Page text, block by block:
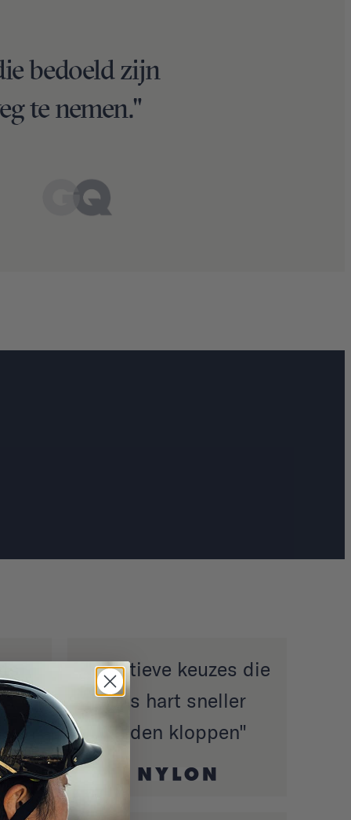
bedoeld zijn
te nemen."
"creatieve keuzes die
ons hart sneller
deden kloppen"